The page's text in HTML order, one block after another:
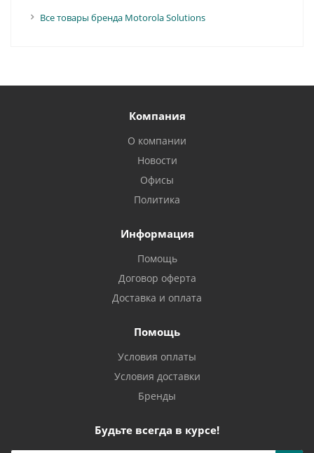
Все товары бренда Motorola Solutions
Компания
О компании
Новости
Офисы
Политика
Информация
Помощь
Договор оферта
Доставка и оплата
Помощь
Условия оплаты
Условия доставки
Бренды
Будьте всегда в курсе!